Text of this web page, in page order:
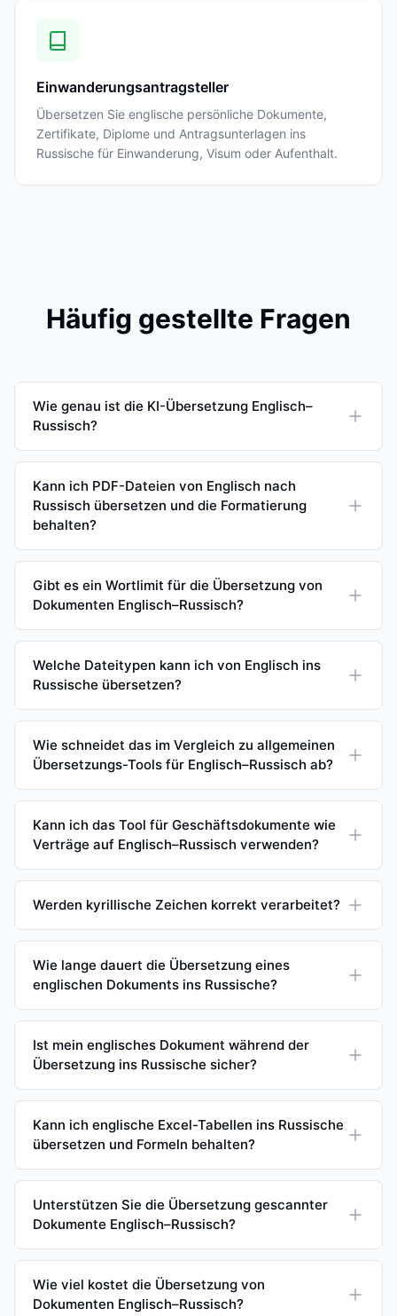
Einwanderungsantragsteller
Übersetzen Sie englische persönliche Dokumente,
Zertifikate, Diplome und Antragsunterlagen ins
Russische für Einwanderung, Visum oder Aufenthalt.
Häufig gestellte Fragen
Wie genau ist die KI-Übersetzung Englisch–
Russisch?
Kann ich PDF-Dateien von Englisch nach
Russisch übersetzen und die Formatierung
behalten?
Gibt es ein Wortlimit für die Übersetzung von
Dokumenten Englisch–Russisch?
Welche Dateitypen kann ich von Englisch ins
Russische übersetzen?
Wie schneidet das im Vergleich zu allgemeinen
Übersetzungs-Tools für Englisch–Russisch ab?
Kann ich das Tool für Geschäftsdokumente wie
Verträge auf Englisch–Russisch verwenden?
Werden kyrillische Zeichen korrekt verarbeitet?
Wie lange dauert die Übersetzung eines
englischen Dokuments ins Russische?
Ist mein englisches Dokument während der
Übersetzung ins Russische sicher?
Kann ich englische Excel-Tabellen ins Russische
übersetzen und Formeln behalten?
Unterstützen Sie die Übersetzung gescannter
Dokumente Englisch–Russisch?
Wie viel kostet die Übersetzung von
Dokumenten Englisch–Russisch?